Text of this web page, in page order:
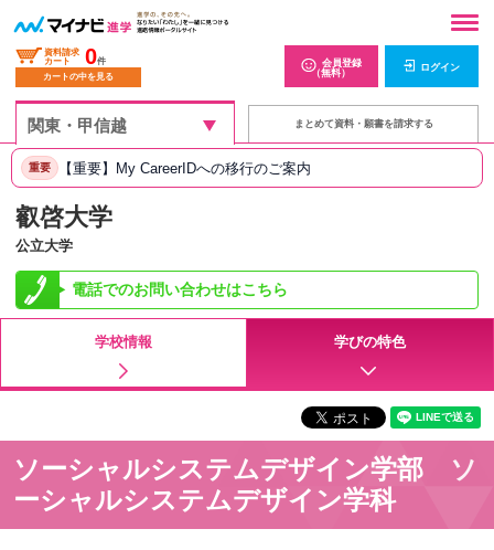
資料請求
カート
0件
カートの中を見る
会員登録
（無料）
ログイン
まとめて資料・願書を請求する
重要 【重要】My CareerIDへの移行のご案内
叡啓大学
公立大学
電話でのお問い合わせはこちら
学校情報 学びの特色
ソーシャルシステムデザイン学部 ソ
ーシャルシステムデザイン学科